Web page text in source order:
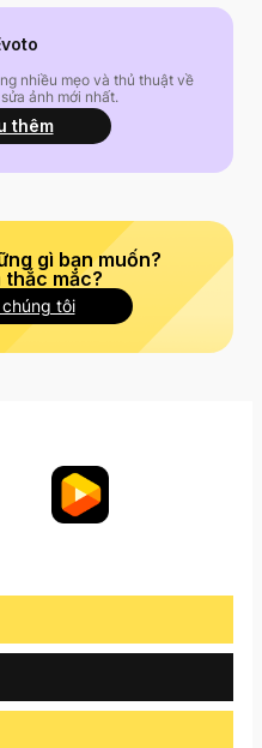
nhiều mẹo và thủ thuật về
ảnh mới nhất.
thêm
gì bạn muốn?
thắc mắc?
tôi